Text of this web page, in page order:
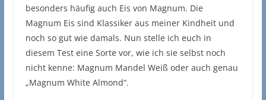
besonders häufig auch Eis von Magnum. Die
Magnum Eis sind Klassiker aus meiner Kindheit und
noch so gut wie damals. Nun stelle ich euch in
diesem Test eine Sorte vor, wie ich sie selbst noch
nicht kenne: Magnum Mandel Weiß oder auch genau
„Magnum White Almond“.